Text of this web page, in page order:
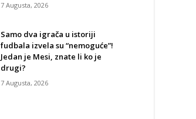
7 Augusta, 2026
Samo dva igrača u istoriji
fudbala izvela su “nemoguće”!
Jedan je Mesi, znate li ko je
drugi?
7 Augusta, 2026